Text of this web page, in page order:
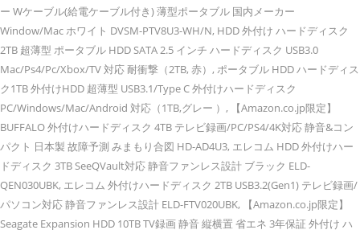
ー Wケーブル(給電ケーブル付き) 薄型ポータブル 国内メーカー
Window/Mac ホワイト DVSM-PTV8U3-WH/N, HDD 外付け ハードディスク
2TB 超薄型 ポータブル HDD SATA 2.5 インチ ハードディスク USB3.0
Mac/Ps4/Pc/Xbox/TV 対応 耐衝撃（2TB, 赤）, ポータブル HDD ハードディス
ク1TB 外付けHDD 超薄型 USB3.1/Type C 外付けハードディスク
PC/Windows/Mac/Android 対応（1TB,グレー ）, 【Amazon.co.jp限定】
BUFFALO 外付けハードディスク 4TB テレビ録画/PC/PS4/4K対応 静音&コン
パクト 日本製 故障予測 みまもり合図 HD-AD4U3, エレコム HDD 外付けハー
ドディスク 3TB SeeQVault対応 静音ファンレス設計 ブラック ELD-
QEN030UBK, エレコム 外付けハードディスク 2TB USB3.2(Gen1) テレビ録画/
パソコン対応 静音ファンレス設計 ELD-FTV020UBK, 【Amazon.co.jp限定】
Seagate Expansion HDD 10TB TV録画 静音 縦横置 省エネ 3年保証 外付け ハ